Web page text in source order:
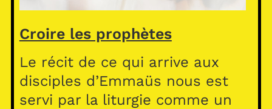
Croire les prophètes
Le récit de ce qui arrive aux
disciples d’Emmaüs nous est
servi par la liturgie comme un